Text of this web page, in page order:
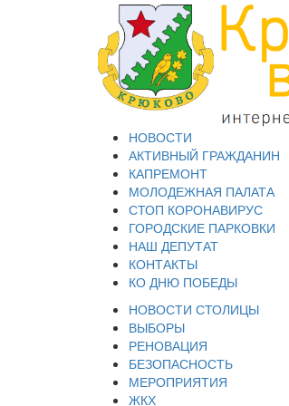
НОВОСТИ
АКТИВНЫЙ ГРАЖДАНИН
КАПРЕМОНТ
МОЛОДЕЖНАЯ ПАЛАТА
СТОП КОРОНАВИРУС
ГОРОДСКИЕ ПАРКОВКИ
НАШ ДЕПУТАТ
КОНТАКТЫ
КО ДНЮ ПОБЕДЫ
НОВОСТИ СТОЛИЦЫ
ВЫБОРЫ
РЕНОВАЦИЯ
БЕЗОПАСНОСТЬ
МЕРОПРИЯТИЯ
ЖКХ